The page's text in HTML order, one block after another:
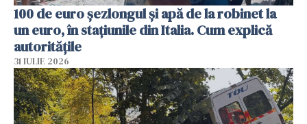
100 de euro șezlongul și apă de la robinet la
un euro, în stațiunile din Italia. Cum explică
autoritățile
31 IULIE 2026